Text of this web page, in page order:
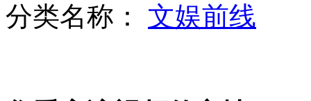
山西运城恶犬咬伤多人 警民合力深夜将其击毙
分类名称： 文娱前线